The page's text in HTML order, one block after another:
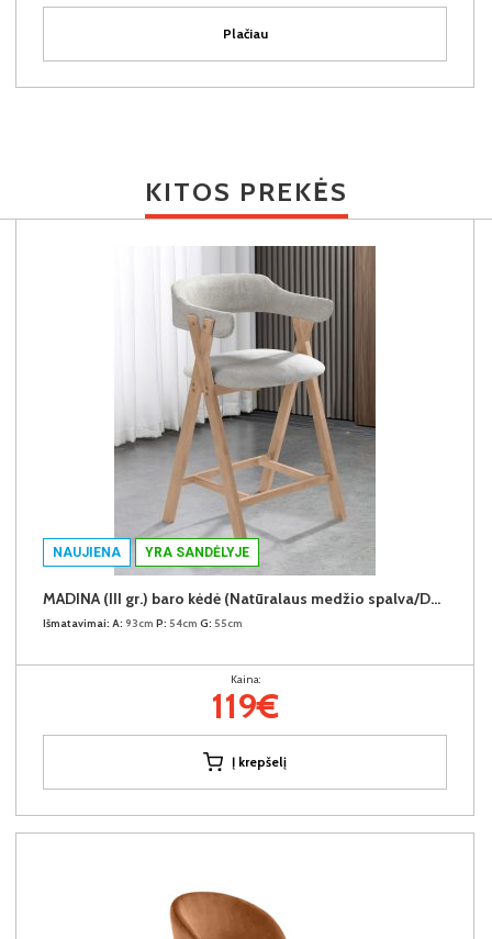
Plačiau
KITOS PREKĖS
NAUJIENA YRA SANDĖLYJE
MADINA (III gr.) baro kėdė (Natūralaus medžio spalva/D37070-01 Šviesiai pilkšvas)
Išmatavimai: A: 93cm P: 54cm G: 55cm
Kaina:
119€
Į krepšelį